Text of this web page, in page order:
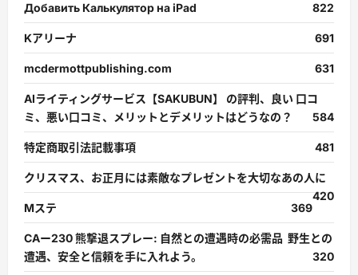
Добавить Калькулятор на iPad 822
Kアリーナ 691
mcdermottpublishing.com 631
AIライティングサービス【SAKUBUN】 の評判、良い 口コ
ミ、悪い口コミ、メリットとデメリットはどうなの？
584
特定商取引法記載事項 481
クリスマス、お正月には素敵なプレゼントを大切なあの人に
420
Mステ
369
CAー230 熊撃退スプレー: 自然との遭遇時の必需品 野生との
遭遇、安全と信頼を手に入れよう。
320